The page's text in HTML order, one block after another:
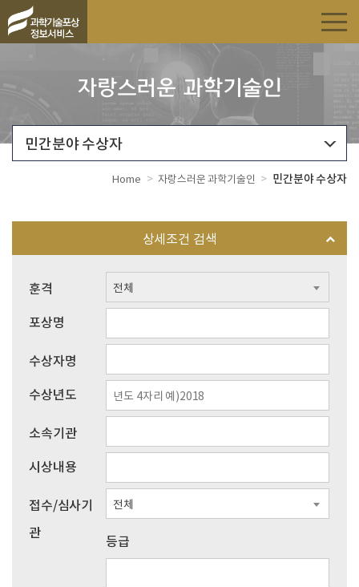
자랑스러운 과학기술인
민간분야 수상자
Home > 자랑스러운 과학기술인 > 민간분야 수상자
상세조건 검색
훈격 전체
포상명
수상자명
수상년도
소속기관
시상내용
접수/심사기
관
전체
등급